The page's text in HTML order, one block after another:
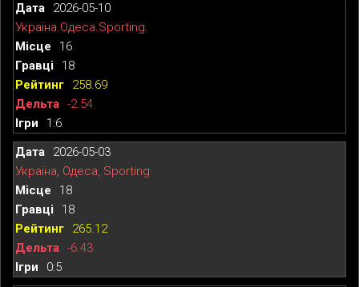
2026-05-10
Україна.Одеса.Sporting.
16
18
258.69
-2.54
1:6
2026-05-03
Україна, Одеса, Sporting
18
18
265.12
-6.43
0:5